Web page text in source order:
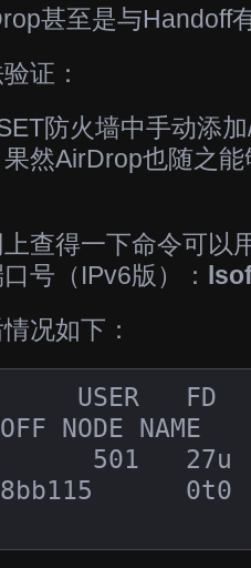
甚至是与Handoff
证：
防火墙中手动添
然AirDrop也随之
查得一下命令可以
号（IPv6版）：
况如下：
USER   FD
NODE NAME
501   27u
0t0